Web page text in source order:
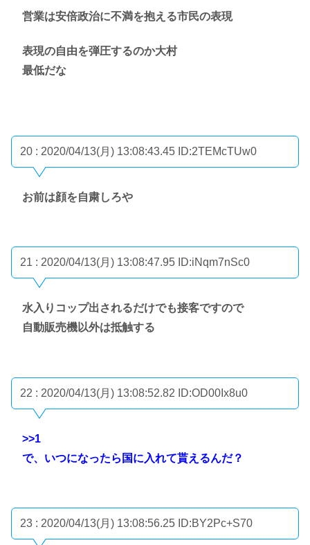
営業は安倍政治に不満を抱える市民の表現
表現の自由を弾圧するのか大村
最低だな
20 : 2020/04/13(月) 13:08:43.45 ID:2TEMcTUw0
お前は顔を自粛しろや
21 : 2020/04/13(月) 13:08:47.95 ID:iNqm7nSc0
水入りコップ出されるだけでも接客ですので
自動販売機以外は抵触する
22 : 2020/04/13(月) 13:08:52.82 ID:OD00Ix8u0
>>1
で、いつになったら国に入れて貰えるんだ？
23 : 2020/04/13(月) 13:08:56.25 ID:BY2Pc+S70